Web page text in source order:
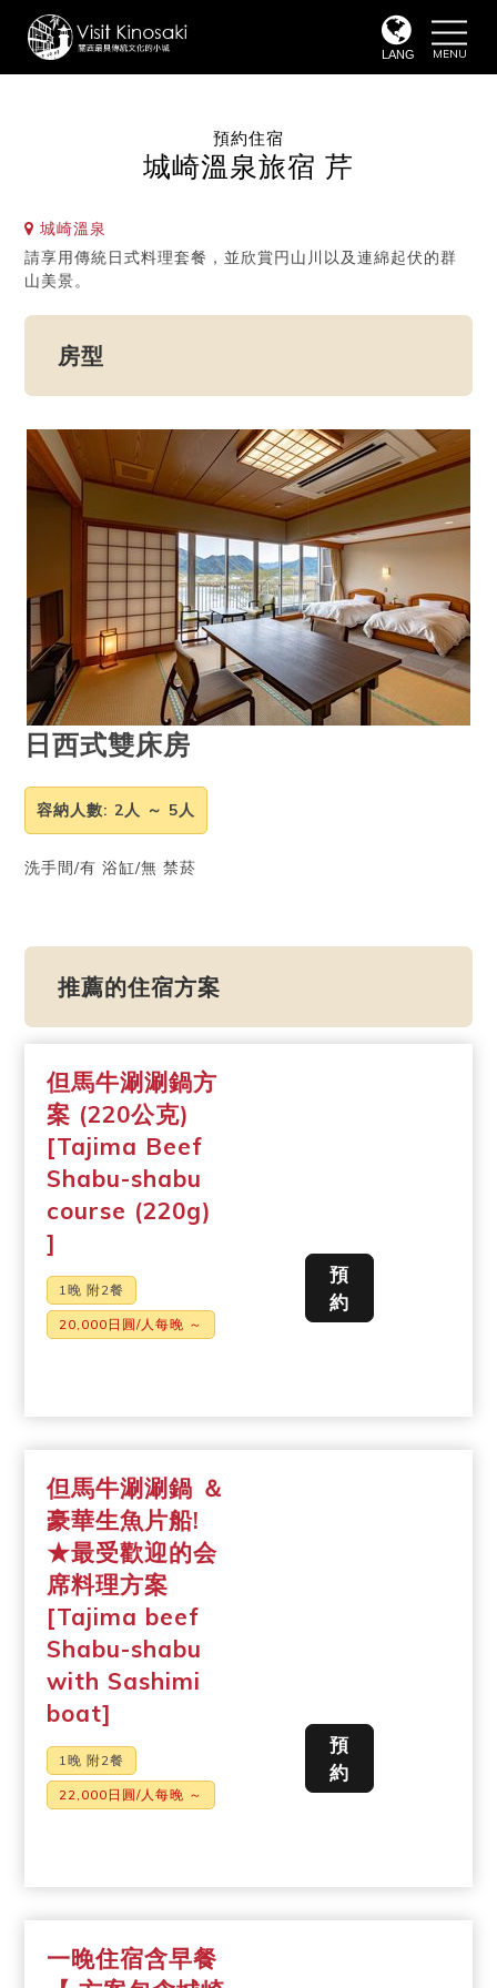
LANG
toggle
預約住宿
城崎溫泉旅宿 芹
城崎溫泉
請享用傳統日式料理套餐，並欣賞円山川以及連綿起伏的群
山美景。
房型
日西式雙床房
容納人數: 2人 ～ 5人
洗手間/有 浴缸/無 禁菸
推薦的住宿方案
但馬牛涮涮鍋方
案 (220公克)
[Tajima Beef
Shabu-shabu
course (220g)
]
1晚 附2餐
20,000日圓/人每晚 ～
預
約
但馬牛涮涮鍋 ＆
豪華生魚片船!
★最受歡迎的会
席料理方案
[Tajima beef
Shabu-shabu
with Sashimi
boat]
1晚 附2餐
22,000日圓/人每晚 ～
預
約
一晚住宿含早餐